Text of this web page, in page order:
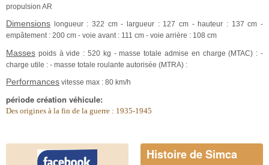
propulsion AR
Dimensions longueur : 322 cm - largueur : 127 cm - hauteur : 137 cm -
empâtement : 200 cm - voie avant : 111 cm - voie arrière : 108 cm
Masses poids à vide : 520 kg - masse totale admise en charge (MTAC) : -
charge utile : - masse totale roulante autorisée (MTRA) :
Performances vitesse max : 80 km/h
période création véhicule:
Des origines à la fin de la guerre : 1935-1945
Histoire de Simca